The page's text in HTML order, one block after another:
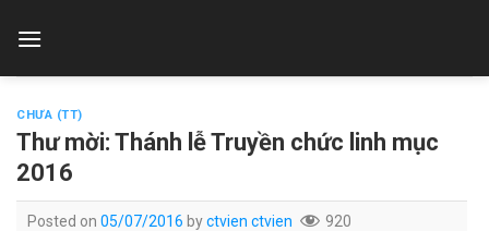
CHƯA (TT)
Thư mời: Thánh lễ Truyền chức linh mục
2016
Posted on 05/07/2016 byctvien ctvien 920